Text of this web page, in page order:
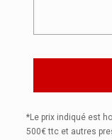
*Le prix indiqué est
500€ ttc et autres